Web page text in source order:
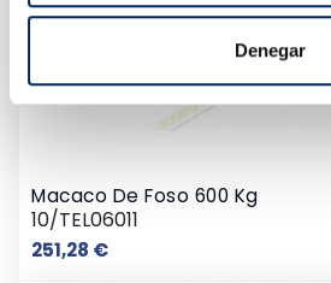
Denegar
Macaco De Foso 600 Kg
10/TEL06011
251,28 €Preço